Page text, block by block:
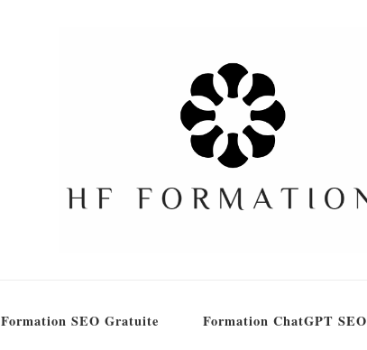
Formation SEO Gratuite Formation ChatGPT SEO